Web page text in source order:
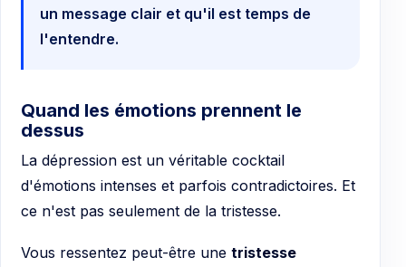
un message clair et qu'il est temps de
l'entendre.
Quand les émotions prennent le
dessus
La dépression est un véritable cocktail
d'émotions intenses et parfois contradictoires. Et
ce n'est pas seulement de la tristesse.
Vous ressentez peut-être une tristesse